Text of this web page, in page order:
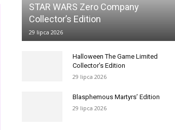
STAR WARS Zero Company
Collector’s Edition
29 lipca 2026
Halloween The Game Limited
Collector’s Edition
29 lipca 2026
Blasphemous Martyrs’ Edition
29 lipca 2026